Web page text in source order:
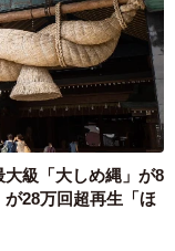
級「大しめ縄」が8
28万回超再生「ほ